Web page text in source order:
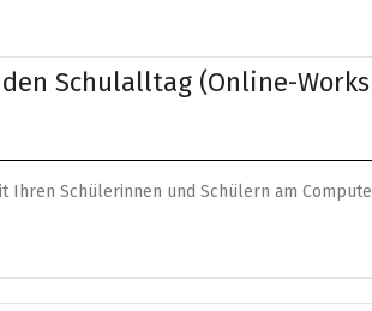
Schulalltag (Online-
Schülerinnen und Schülern am